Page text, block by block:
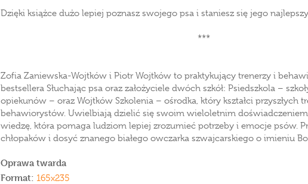
Dzięki książce dużo lepiej poznasz swojego psa i staniesz się jego
***
Zofia Zaniewska-Wojtków i Piotr Wojtków to praktykujący trenerzy i
bestsellera Słuchając psa oraz założyciele dwóch szkół: Psiedszkola –
opiekunów – oraz Wojtków Szkolenia – ośrodka, który kształci przyszłych
behawiorystów. Uwielbiają dzielić się swoim wieloletnim
wiedzę, która pomaga ludziom lepiej zrozumieć potrzeby i emocje psów.
chłopaków i dosyć znanego białego owczarka szwajcarskiego o imieniu
Oprawa twarda
Format: 165x235